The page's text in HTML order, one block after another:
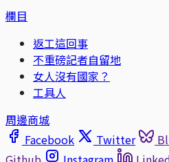
欄目
返工這回事
不重磅記者自留地
女人沒有國家？
工具人
周邊商城
Facebook
Twitter